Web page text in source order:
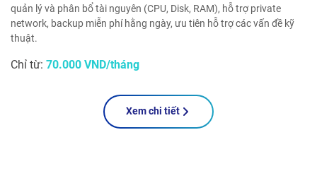
quản lý và phân bổ tài nguyên (CPU, Disk, RAM), hỗ trợ private
network, backup miễn phí hằng ngày, ưu tiên hỗ trợ các vấn đề kỹ
thuật.
Chỉ từ: 70.000 VND/tháng
Xem chi tiết